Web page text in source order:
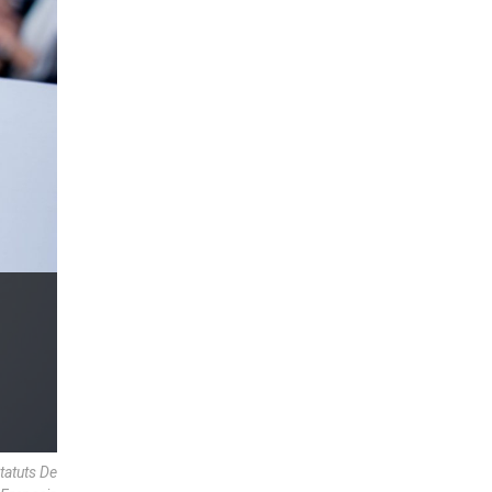
De